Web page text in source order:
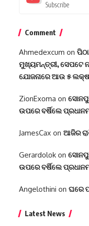
Subscribe
Comment
Ahmedexcum on
ମୁଖ୍ୟମନ୍ତ୍ରୀ, ସେପଟେ
ଯୋଜନାରେ ଆଉ ୫ ଲକ୍ଷ
ZionExoma on
ଉପରେ ବର୍ଷିଲେ
JamesCax on ଆଜିର
Gerardolok on
ଉପରେ ବର୍ଷିଲେ
Angelothini on ଘରେ
Latest News